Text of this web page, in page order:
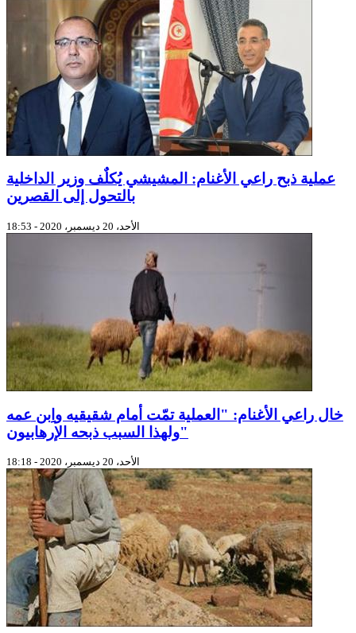
عملية ذبح راعي الأغنام: المشيشي يُكلٌف وزير الداخلية
بالتحول إلى القصرين
الأحد، 20 ديسمبر، 2020 - 18:53
خال راعي الأغنام: "العملية تمّت أمام شقيقيه واِبن عمه
ولهذا السبب ذبحه الإرهابيون"
الأحد، 20 ديسمبر، 2020 - 18:18